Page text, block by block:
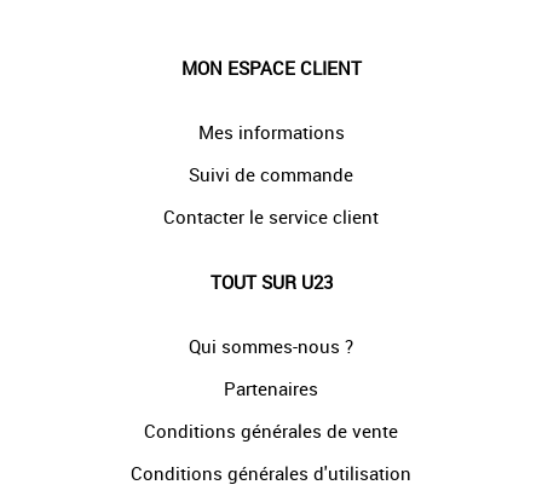
MON ESPACE CLIENT
Mes informations
Suivi de commande
Contacter le service client
TOUT SUR U23
Qui sommes-nous ?
Partenaires
Conditions générales de vente
Conditions générales d'utilisation